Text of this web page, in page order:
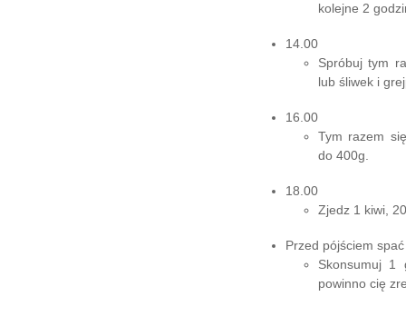
kolejne 2
14.00
Spróbuj tym
lub śliwek i
16.00
Tym razem
do 400g.
18.00
Zjedz 1 kiwi,
Przed pójściem spać
Skonsumuj 1
powinno cię